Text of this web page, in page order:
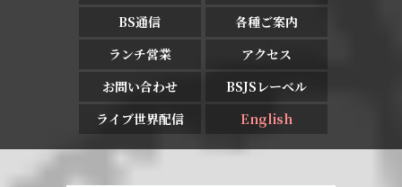
BS通信
各種ご案内
ランチ営業
アクセス
お問い合わせ
BSJSレーベル
ライブ世界配信
English